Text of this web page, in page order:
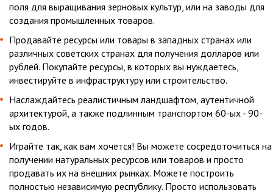
поля для выращивания зерновых культур, или на заводы для
создания промышленных товаров.
Продавайте ресурсы или товары в западных странах или
различных советских странах для получения долларов или
рублей. Покупайте ресурсы, в которых вы нуждаетесь,
инвестируйте в инфраструктуру или строительство.
Наслаждайтесь реалистичным ландшафтом, аутентичной
архитектурой, а также подлинным транспортом 60-ых - 90-
ых годов.
Играйте так, как вам хочется! Вы можете сосредоточиться на
получении натуральных ресурсов или товаров и просто
продавать их на внешних рынках. Можете построить
полностью независимую республику. Просто использовать